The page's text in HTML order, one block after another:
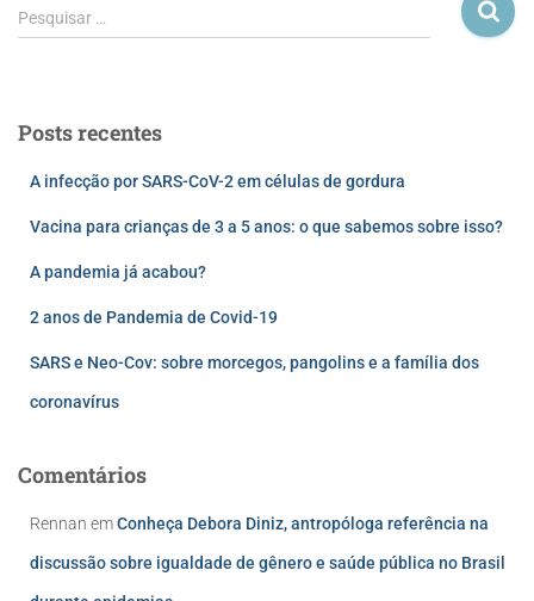
Pesquisar …
Posts recentes
A infecção por SARS-CoV-2 em células de gordura
Vacina para crianças de 3 a 5 anos: o que sabemos sobre isso?
A pandemia já acabou?
2 anos de Pandemia de Covid-19
SARS e Neo-Cov: sobre morcegos, pangolins e a família dos
coronavírus
Comentários
Rennan emConheça Debora Diniz, antropóloga referência na
discussão sobre igualdade de gênero e saúde pública no Brasil